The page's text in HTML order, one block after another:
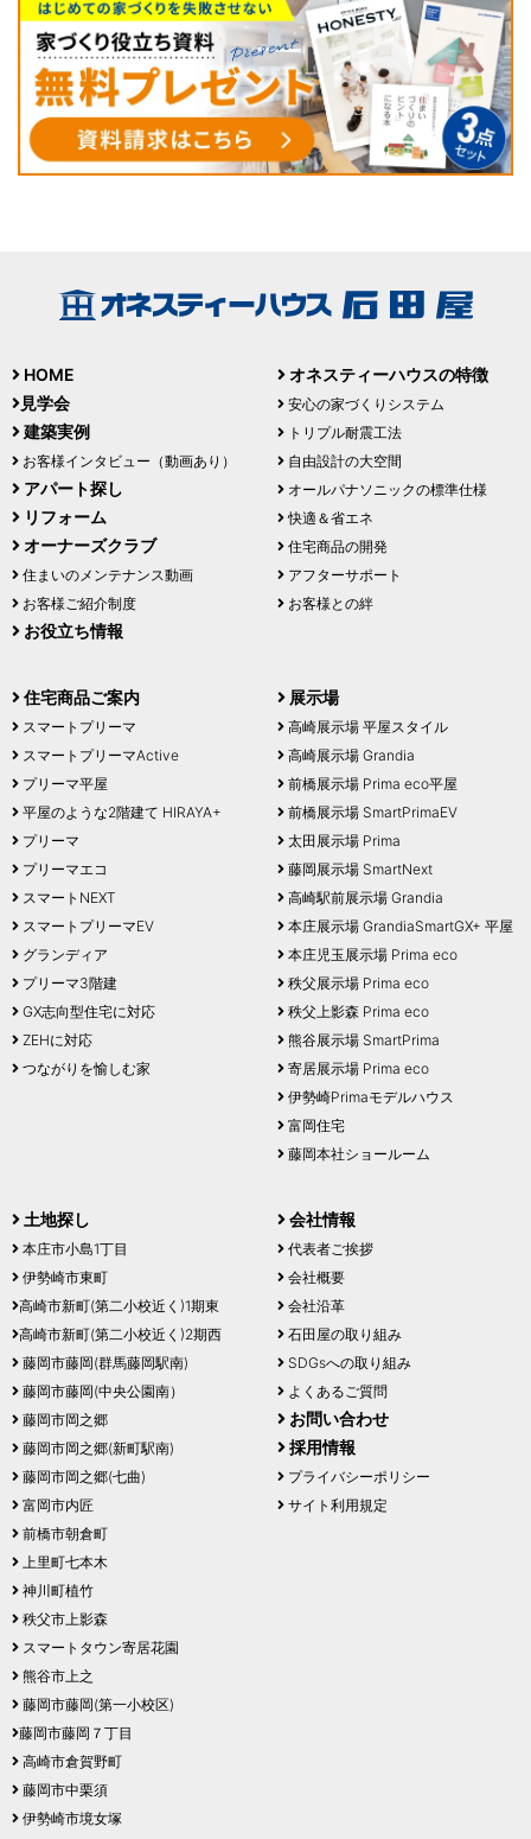
HOME
見学会
建築実例
お客様インタビュー（動画あり）
アパート探し
リフォーム
オーナーズクラブ
住まいのメンテナンス動画
お客様ご紹介制度
お役立ち情報
オネスティーハウスの特徴
安心の家づくりシステム
トリプル耐震工法
自由設計の大空間
オールパナソニックの標準仕様
快適＆省エネ
住宅商品の開発
アフターサポート
お客様との絆
住宅商品ご案内
スマートプリーマ
スマートプリーマActive
プリーマ平屋
平屋のような2階建て HIRAYA+
プリーマ
プリーマエコ
スマートNEXT
スマートプリーマEV
グランディア
プリーマ3階建
GX志向型住宅に対応
ZEHに対応
つながりを愉しむ家
展示場
高崎展示場 平屋スタイル
高崎展示場 Grandia
前橋展示場 Prima eco平屋
前橋展示場 SmartPrimaEV
太田展示場 Prima
藤岡展示場 SmartNext
高崎駅前展示場 Grandia
本庄展示場 GrandiaSmartGX+ 平屋
本庄児玉展示場 Prima eco
秩父展示場 Prima eco
秩父上影森 Prima eco
熊谷展示場 SmartPrima
寄居展示場 Prima eco
伊勢崎Primaモデルハウス
富岡住宅
藤岡本社ショールーム
土地探し
本庄市小島1丁目
伊勢崎市東町
高崎市新町(第二小校近く)1期東
高崎市新町(第二小校近く)2期西
藤岡市藤岡(群馬藤岡駅南)
藤岡市藤岡(中央公園南）
藤岡市岡之郷
藤岡市岡之郷(新町駅南)
藤岡市岡之郷(七曲)
富岡市内匠
前橋市朝倉町
上里町七本木
神川町植竹
秩父市上影森
スマートタウン寄居花園
熊谷市上之
藤岡市藤岡(第一小校区)
藤岡市藤岡７丁目
高崎市倉賀野町
藤岡市中栗須
伊勢崎市境女塚
会社情報
代表者ご挨拶
会社概要
会社沿革
石田屋の取り組み
SDGsへの取り組み
よくあるご質問
お問い合わせ
採用情報
プライバシーポリシー
サイト利用規定